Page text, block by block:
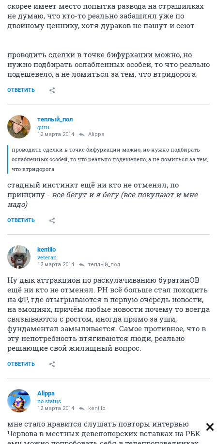
скорее имеет место попытка развода на страшилках
не думаю, что кто-то реально забашлял уже по
двойному ценнику, хотя дураков не пашут и сеют
проводить сделки в точке бифуркации можно, но
нужно подбирать ослабленных особей, то что реально
подешевело, а не ломиться за тем, что втридорога
ОТВЕТИТЬ
теплый_пол
guru
12 марта 2014 Alippa
проводить сделки в точке бифуркации можно, но нужно подбирать
ослабленных особей, то что реально подешевело, а не ломиться за тем,
что втридорога
стадный инстинкт ещё ни кто не отменял, по
принципу - все бегут и я бегу (все покупают и мне
надо)
ОТВЕТИТЬ
kentilo
veteran
12 марта 2014 теплый_пол
Ну дык аттракцион по раскулачиванию буратинОВ
ещё ни кто не отменял. РН всё больше стал походить
на ФР, где отыгрываются в первую очередь новости,
на эмоциях, причём любые новости почему то всегда
связываются с ростом, иногда прямо за уши,
фундаментал замыливается. Самое противное, что в
эту непотребность втягиваются люди, реально
решающие свой жилищный вопрос.
ОТВЕТИТЬ
Alippa
no status
12 марта 2014 kentilo
мне стало нравится слушать повторы интервью
Червова в местных девелоперских вставках на РБК